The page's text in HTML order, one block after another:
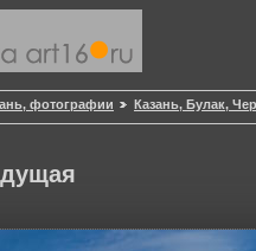
фотографии Казань, Булак,